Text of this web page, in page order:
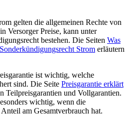
gelten die allgemeinen Rechte von
Versorger Preise, kann unter
bestehen. Die Seiten Was
Sonderkündigungsrecht Strom erläutern
ist wichtig, welche
sind. Die Seite Preisgarantie erklärt
Teilpreisgarantien und Vollgarantien.
wichtig, wenn die
am Gesamtverbrauch hat.